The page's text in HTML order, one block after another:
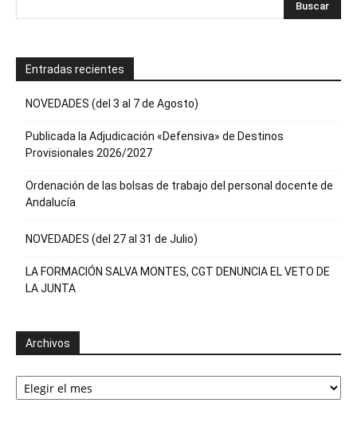
Entradas recientes
NOVEDADES (del 3 al 7 de Agosto)
Publicada la Adjudicación «Defensiva» de Destinos
Provisionales 2026/2027
Ordenación de las bolsas de trabajo del personal docente de
Andalucía
NOVEDADES (del 27 al 31 de Julio)
LA FORMACIÓN SALVA MONTES, CGT DENUNCIA EL VETO DE
LA JUNTA
Archivos
Archivos